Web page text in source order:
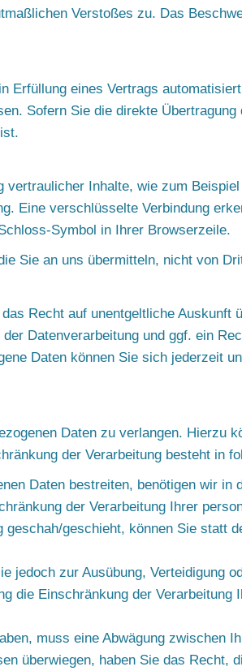
Verstoßes zu. Das
Erfüllung eines Vertrags
Sofern Sie die direkte Übertragung
Inhalte, wie zum
Eine verschlüsselte Verbindung
Symbol in Ihrer Browserzeile.
Sie an uns übermitteln, nicht von
Recht auf unentgeltliche Auskunft
Datenverarbeitung und ggf. ein
Daten können Sie sich jederzeit
Daten zu verlangen. Hierzu
der Verarbeitung besteht in
Daten bestreiten, benötigen wir in
der Verarbeitung Ihrer
geschieht, können Sie statt
jedoch zur Ausübung, Verteidigung
die Einschränkung der Verarbeitung
muss eine Abwägung zwischen
überwiegen, haben Sie das Recht,